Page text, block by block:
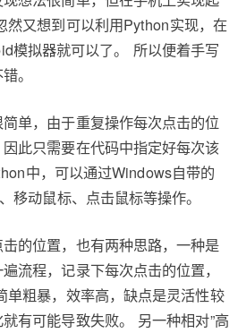
然又想到可以利用Python实现，在
模拟器就可以了。 所以便着手写
。
单，由于重复操作每次点击的位
此只需要在代码中指定好每次该
中，可以通过Windows自带的
移动鼠标、点击鼠标等操作。
的位置，也有两种思路，一种是
流程，记录下每次点击的位置，
单粗暴，效率高，缺点是灵活性较
有可能导致失败。 另一种相对”高